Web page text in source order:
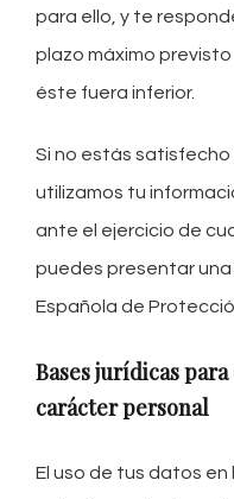
para ello, y te
plazo máximo
éste fuera inferior.
Si no estás satisfecho
utilizamos tu
ante el ejercicio de
puedes presentar
Española de
Bases jurídicas
carácter personal
El uso de tus datos en